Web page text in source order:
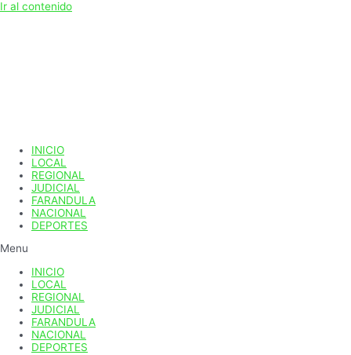
Ir al contenido
INICIO
LOCAL
REGIONAL
JUDICIAL
FARANDULA
NACIONAL
DEPORTES
Menu
INICIO
LOCAL
REGIONAL
JUDICIAL
FARANDULA
NACIONAL
DEPORTES